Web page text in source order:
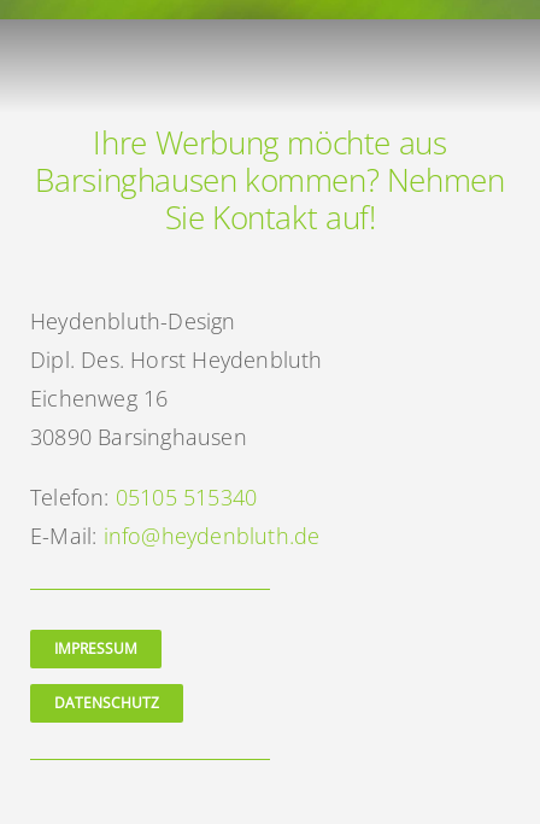
Ihre Werbung möchte aus
Barsinghausen kommen? Nehmen
Sie Kontakt auf!
Heydenbluth-Design
Dipl. Des. Horst Heydenbluth
Eichenweg 16
30890 Barsinghausen
Telefon: 05105 515340
E-Mail: info@heydenbluth.de
IMPRESSUM
DATENSCHUTZ